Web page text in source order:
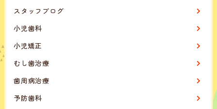
スタッフブログ
小児歯科
小児矯正
むし歯治療
歯周病治療
予防歯科